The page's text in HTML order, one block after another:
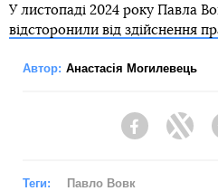
У листопаді 2024 року Павла
відсторонили від здійснення
Автор: Анастасія Могилевець
Facebook
Теги: Павло Вовк